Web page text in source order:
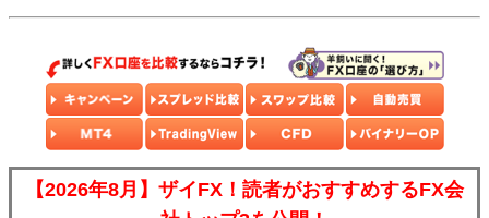
【2026年8月】ザイFX！読者がおすすめするFX会